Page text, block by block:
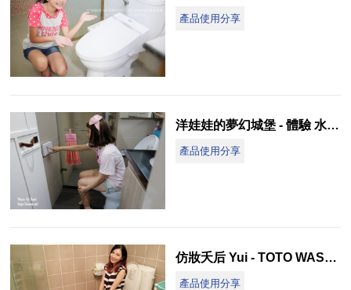
產品使用分享
洋娃娃的夢幻城堡 - 體驗 水洗的必要 屁屁最知道 TOTO WASHLET
產品使用分享
仿妝夭后 Yui - TOTO WASHLET溫水洗淨便座 用過就離不開了
產品使用分享